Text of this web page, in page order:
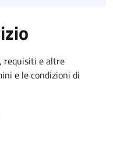
requisiti e altre
e le condizioni di